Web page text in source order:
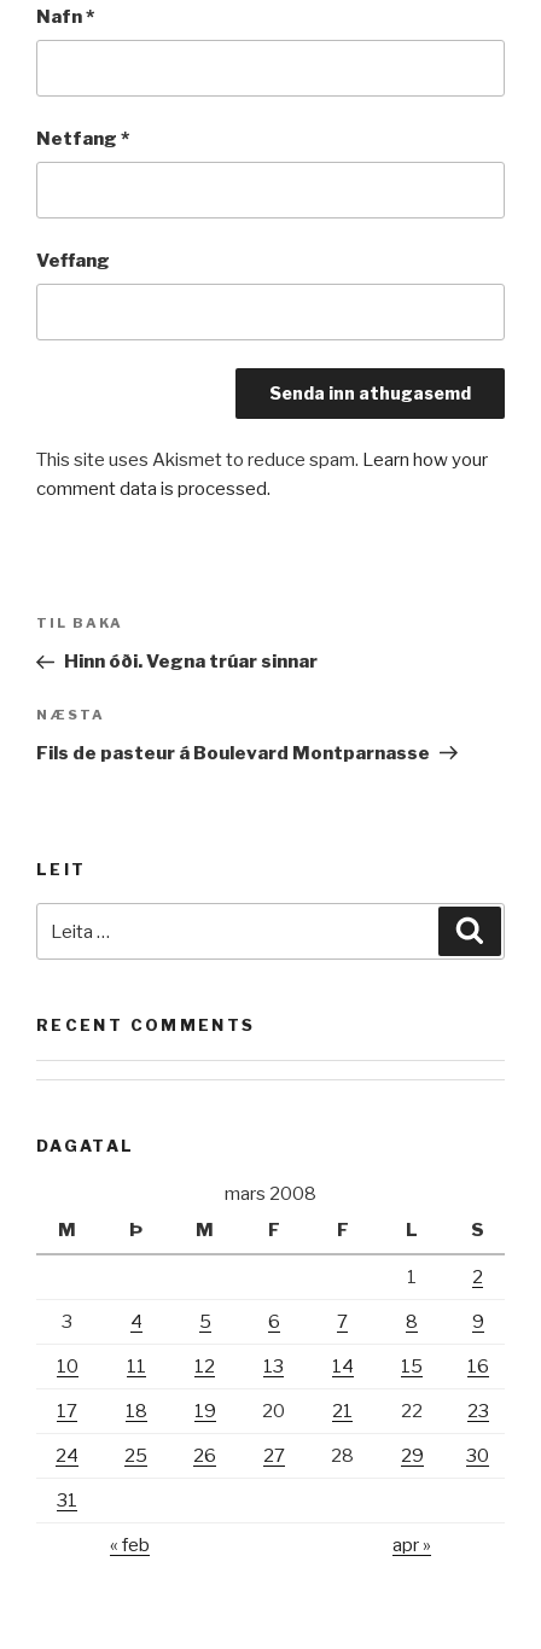
Nafn*
Netfang *
Veffang
This site uses Akismet to reduce spam. Learn how your
comment data is processed.
Fyrri
færsla
TIL BAKA
Hinn óði. Vegna trúar sinnar
Næsta
færsla
NÆSTA
Fils de pasteur á Boulevard Montparnasse
LEIT
að:
RECENT COMMENTS
DAGATAL
mars 2008
M
Þ M F F L S
1 2
3 4 5 6 7 8 9
10 11 12 13 14 15 16
17 18 19 20 21 22 23
24 25 26 27 28 29 30
31
« feb apr »